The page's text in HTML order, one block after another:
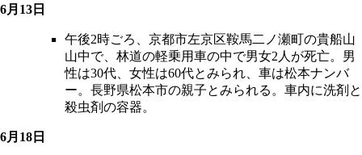
6月13日
午後2時ごろ、京都市左京区鞍馬二ノ瀬町の貴船山
山中で、林道の軽乗用車の中で男女2人が死亡。男
性は30代、女性は60代とみられ、車は松本ナンバ
ー。長野県松本市の親子とみられる。車内に洗剤と
殺虫剤の容器。
6月18日